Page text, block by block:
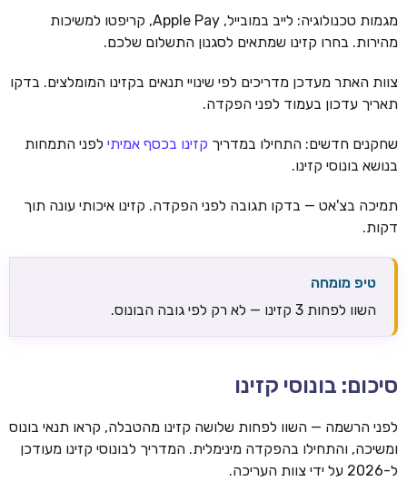
מגמות טכנולוגיה: לייב במובייל, Apple Pay, קריפטו למשיכות
מהירות. בחרו קזינו שמתאים לסגנון התשלום שלכם.
צוות האתר מעדכן מדריכים לפי שינויי תנאים בקזינו המומלצים. בדקו
תאריך עדכון בעמוד לפני הפקדה.
שחקנים חדשים: התחילו במדריך קזינו בכסף אמיתי לפני התמחות
בנושא בונוסי קזינו.
תמיכה בצ'אט — בדקו תגובה לפני הפקדה. קזינו איכותי עונה תוך
דקות.
טיפ מומחה
השוו לפחות 3 קזינו — לא רק לפי גובה הבונוס.
סיכום: בונוסי קזינו
לפני הרשמה — השוו לפחות שלושה קזינו מהטבלה, קראו תנאי בונוס
ומשיכה, והתחילו בהפקדה מינימלית. המדריך לבונוסי קזינו מעודכן
ל-2026 על ידי צוות העריכה.